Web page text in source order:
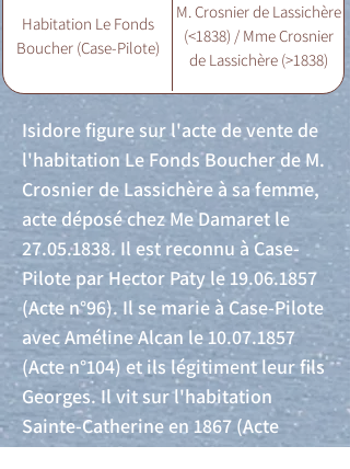
Habitation Le Fonds
Boucher (Case-Pilote)
M. Crosnier de Lassichère
(<1838) / Mme Crosnier
de Lassichère (>1838)
Isidore figure sur l'acte de vente de
l'habitation Le Fonds Boucher de M.
Crosnier de Lassichère à sa femme,
acte déposé chez Me Damaret le
27.05.1838. Il est reconnu à Case-
Pilote par Hector Paty le 19.06.1857
(Acte n°96). Il se marie à Case-Pilote
avec Améline Alcan le10.07.1857
(Acte n°104) et ils légitiment leur fils
Georges. Il vit sur l'habitation
Sainte-Catherine en 1867 (Acte
n°1269).